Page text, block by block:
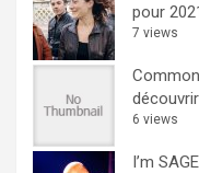
pour
7 views
6 views
I’m